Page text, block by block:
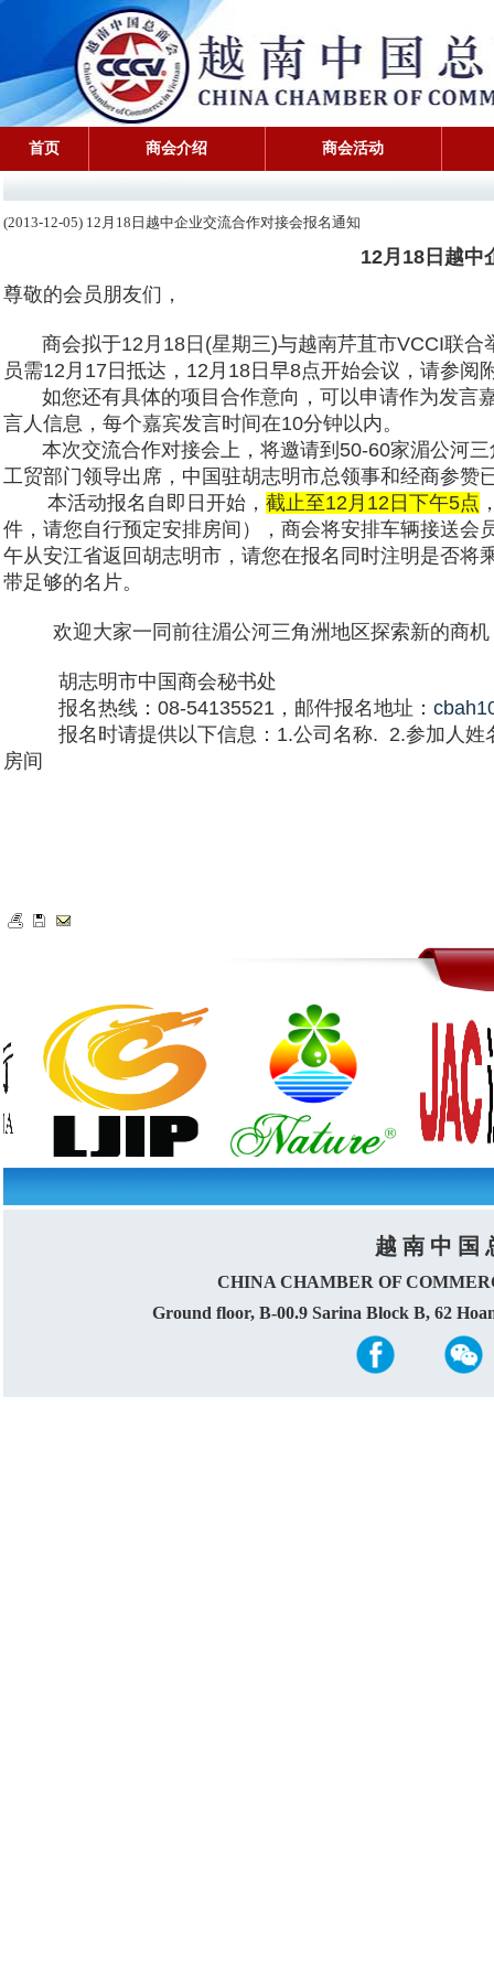
首页 商会介绍 商会活动
(2013-12-05) 12月18日越中企业交流合作对接会报名通知
12月18日越中
尊敬的会员朋友们，
商会拟于12月18日(星期三)与越南芹苴市VCCI联合
员需12月17日抵达， 12月18日早8点开始会议， 请参阅
如您还有具体的项目合作意向，可以申请作为发言
言人信息， 每个嘉宾发言时间在10分钟以内。
本次交流合作对接会上，将邀请到50-60家湄公河
工贸部门领导出席， 中国驻胡志明市总领事和经商参赞
本活动报名自即日开始， 截止至12月12日下午5点
件， 请您自行预定安排房间）， 商会将安排车辆接送会
午从安江省返回胡志明市， 请您在报名同时注明 是否将
带足够的名片。
欢迎大家一同前往湄公河三角洲地区探索新的商机
胡志明市中国商会秘书处
报名热线：08-54135521，邮件报名地址：
报名时请提供以下信息：1.公司名称. 2.参加人
房间
越 南 中 国
CHINA CHAMBER OF
Ground floor, B-00.9 Sarina Block B, 62